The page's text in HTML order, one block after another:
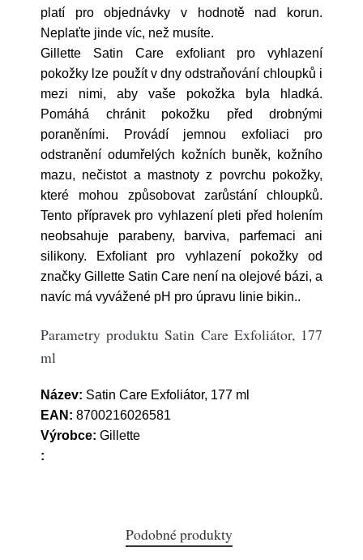
platí pro objednávky v hodnotě nad korun.
Neplaťte jinde víc, než musíte.
Gillette Satin Care exfoliant pro vyhlazení
pokožky lze použít v dny odstraňování chloupků i
mezi nimi, aby vaše pokožka byla hladká.
Pomáhá chránit pokožku před drobnými
poraněními. Provádí jemnou exfoliaci pro
odstranění odumřelých kožních buněk, kožního
mazu, nečistot a mastnoty z povrchu pokožky,
které mohou způsobovat zarůstání chloupků.
Tento přípravek pro vyhlazení pleti před holením
neobsahuje parabeny, barviva, parfemaci ani
silikony. Exfoliant pro vyhlazení pokožky od
značky Gillette Satin Care není na olejové bázi, a
navíc má vyvážené pH pro úpravu linie bikin..
Parametry produktu Satin Care Exfoliátor, 177
ml
Název: Satin Care Exfoliátor, 177 ml
EAN: 8700216026581
Výrobce: Gillette
:
Podobné produkty